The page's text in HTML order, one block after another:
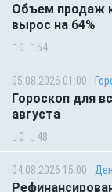
Объем продаж
вырос на 64%
0 54
05.08.2026 01:00
Гороскоп для
августа
0 48
04.08.2026 15:00